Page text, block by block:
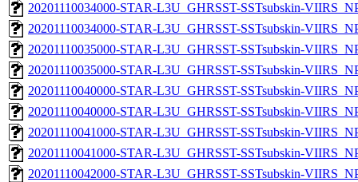
20201110034000-STAR-L3U_GHRSST-SSTsubskin-
20201110034000-STAR-L3U_GHRSST-SSTsubskin-
20201110035000-STAR-L3U_GHRSST-SSTsubskin-
20201110035000-STAR-L3U_GHRSST-SSTsubskin-
20201110040000-STAR-L3U_GHRSST-SSTsubskin-
20201110040000-STAR-L3U_GHRSST-SSTsubskin-
20201110041000-STAR-L3U_GHRSST-SSTsubskin-
20201110041000-STAR-L3U_GHRSST-SSTsubskin-
20201110042000-STAR-L3U_GHRSST-SSTsubskin-